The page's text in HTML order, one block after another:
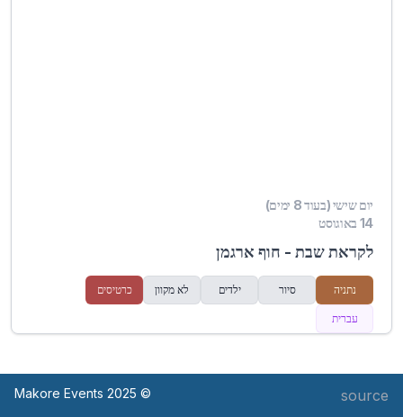
יום שישי (בעוד 8 ימים)
14 באוגוסט
לקראת שבת - חוף ארגמן
נתניה סיור ילדים לא מקוון כרטיסים
עברית
source
© Makore Events 2025